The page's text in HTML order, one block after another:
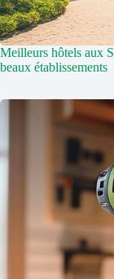
Meilleurs hôtels aux
beaux établissements